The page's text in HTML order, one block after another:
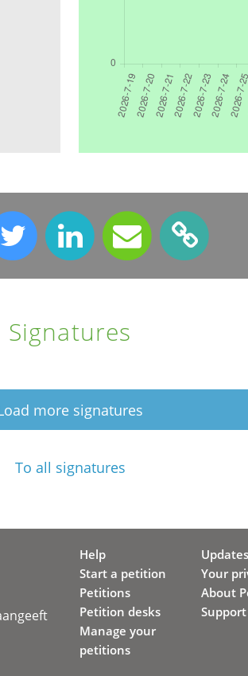
Signatures
more signatures
To all signatures
Help
Start a petition
Petitions
Petition desks
Manage your
petitions
Updates
Your
About